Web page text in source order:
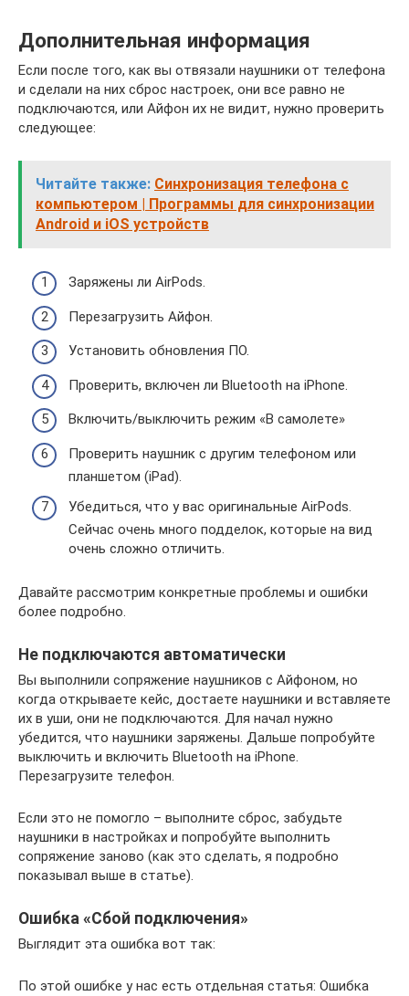
Дополнительная информация
Если после того, как вы отвязали наушники от телефона
и сделали на них сброс настроек, они все равно не
подключаются, или Айфон их не видит, нужно проверить
следующее:
Читайте также: Синхронизация телефона с
компьютером | Программы для синхронизации
Android и iOS устройств
Заряжены ли AirPods.
Перезагрузить Айфон.
Установить обновления ПО.
Проверить, включен ли Bluetooth на iPhone.
Включить/выключить режим «В самолете»
Проверить наушник с другим телефоном или
планшетом (iPad).
Убедиться, что у вас оригинальные AirPods.
Сейчас очень много подделок, которые на вид
очень сложно отличить.
Давайте рассмотрим конкретные проблемы и ошибки
более подробно.
Не подключаются автоматически
Вы выполнили сопряжение наушников с Айфоном, но
когда открываете кейс, достаете наушники и вставляете
их в уши, они не подключаются. Для начал нужно
убедится, что наушники заряжены. Дальше попробуйте
выключить и включить Bluetooth на iPhone.
Перезагрузите телефон.
Если это не помогло – выполните сброс, забудьте
наушники в настройках и попробуйте выполнить
сопряжение заново (как это сделать, я подробно
показывал выше в статье).
Ошибка «Сбой подключения»
Выглядит эта ошибка вот так:
По этой ошибке у нас есть отдельная статья: Ошибка